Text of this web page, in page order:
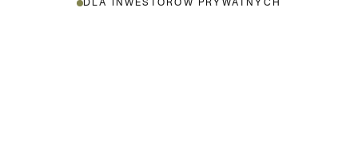
DLA INWESTORÓW PRYWATNYCH